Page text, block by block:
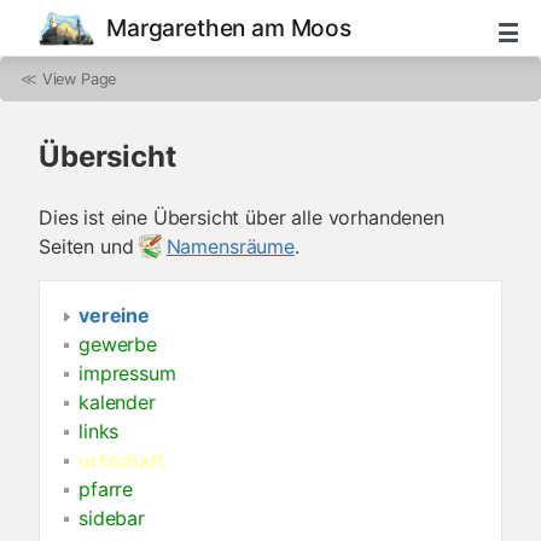
Margarethen am Moos
≪ View Page
Übersicht
Dies ist eine Übersicht über alle vorhandenen
Seiten und
Namensräume.
vereine
gewerbe
impressum
kalender
links
ortschaft
pfarre
sidebar